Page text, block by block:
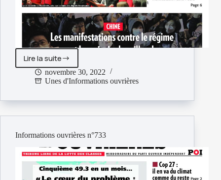
Lire la suiteInformations
ouvrières
n°734
novembre 30, 2022
Unes d'Informations ouvrières
Informations ouvrières n°733